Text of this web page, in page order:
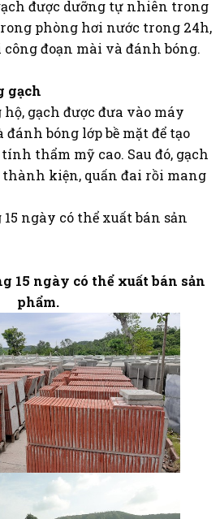
được dưỡng tự nhiên trong
phòng hơi nước trong 24h,
đoạn mài và đánh bóng.
gạch
gạch được đưa vào máy
bóng lớp bề mặt để tạo
thẩm mỹ cao. Sau đó, gạch
kiện, quấn đai rồi mang
ngày có thể xuất bán sản
15 ngày có thể xuất bán sản
phẩm.